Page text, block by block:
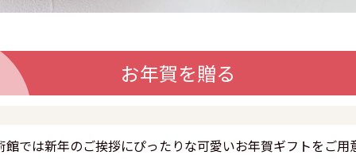
お年賀を贈る
館では新年のご挨拶にぴったりな可愛いお年賀ギフトをご用